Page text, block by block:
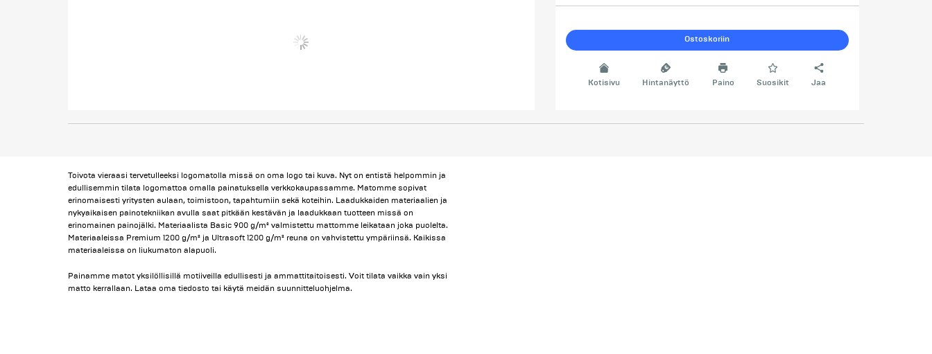
Ostoskoriin
Kotisivu Hintanäyttö Paino Suosikit Jaa
Toivota vieraasi tervetulleeksi logomatolla missä on oma logo tai kuva. Nyt on entistä helpommin ja
edullisemmin tilata logomattoa omalla painatuksella verkkokaupassamme. Matomme sopivat
erinomaisesti yritysten aulaan, toimistoon, tapahtumiin sekä koteihin. Laadukkaiden materiaalien ja
nykyaikaisen painotekniikan avulla saat pitkään kestävän ja laadukkaan tuotteen missä on
erinomainen painojälki. Materiaalista Basic 900 g/m² valmistettu mattomme leikataan joka puolelta.
Materiaaleissa Premium 1200 g/m² ja Ultrasoft 1200 g/m² reuna on vahvistettu ympäriinsä. Kaikissa
materiaaleissa on liukumaton alapuoli.
Painamme matot yksilöllisillä motiiveilla edullisesti ja ammattitaitoisesti. Voit tilata vaikka vain yksi
matto kerrallaan. Lataa oma tiedosto tai käytä meidän suunnitteluohjelma.